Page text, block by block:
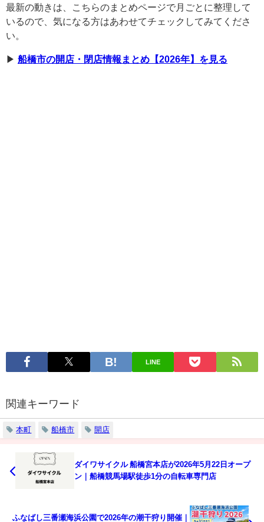
最新の動きは、こちらのまとめページで月ごとに整理して
いるので、気になる方はあわせてチェックしてみてくださ
い。
▶︎ 船橋市の開店・閉店情報まとめ【2026年】を見る
LINE
関連キーワード
本町 船橋市 開店
ダイワサイクル 船橋宮本店が2026年5月22日オープ
ン｜船橋競馬場駅徒歩1分の自転車専門店
ふなばし三番瀬海浜公園で2026年の潮干狩り開催｜